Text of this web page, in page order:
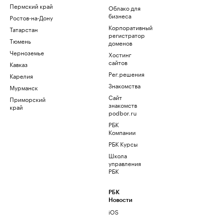
Пермский край
Ростов-на-Дону
Татарстан
Тюмень
Черноземье
Кавказ
Карелия
Мурманск
Приморский
край
Облако для
бизнеса
Корпоративный
регистратор
доменов
Хостинг
сайтов
Рег.решения
Знакомства
Сайт
знакомств
podbor.ru
РБК
Компании
РБК Курсы
Школа
управления
РБК
РБК
Новости
iOS